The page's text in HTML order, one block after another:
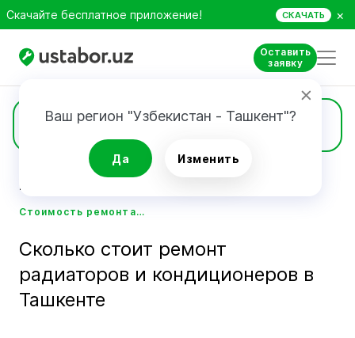
Скачайте бесплатное приложение! СКАЧАТЬ ×
Оставить
заявку
Ваш регион "Узбекистан - Ташкент"?
Да Изменить
Цены
Главная
Стоимость ремонта радиаторов и кондиционеров в Ташкенте - Ustabor.uz
Сколько стоит ремонт
радиаторов и кондиционеров в
Ташкенте